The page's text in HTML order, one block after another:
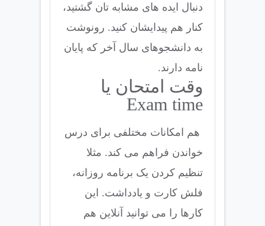
دنبال ایده های مشابه تان گشتید،
کنار هم پیدایشان کنید. رونوشت
به دانشجوهای سال آخر که پایان
نامه دارند.
وقت امتحان یا
Exam time
هم امکانات مختلفی برای درس
خواندن فراهم می کند. مثلا
تنظیم کردن یک برنامه روزانه،
فلش کارت و یادداشت. این
کارها را می توانید آنلاین هم